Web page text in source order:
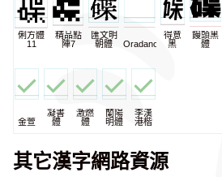
俐方體
11
精品點
陣7
匯文明
朝體
Oradano
得意
黑
饅頭黑
體
金萱
凝書
體
激燃
體
蘭陽
明體
李漢
港楷
其它漢字網路資源